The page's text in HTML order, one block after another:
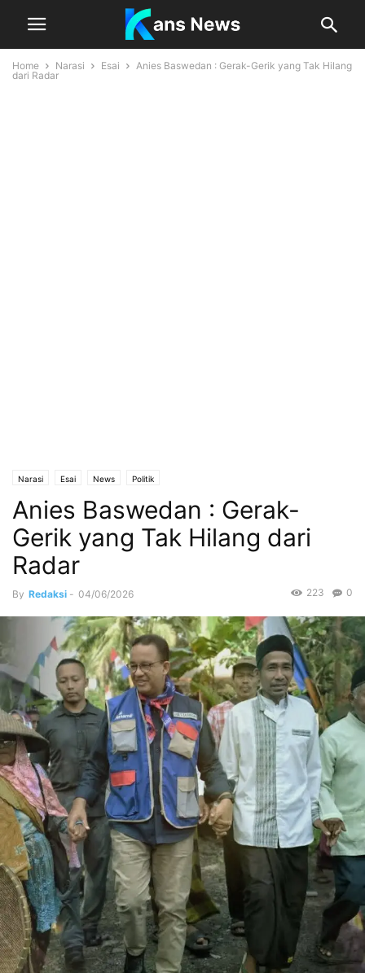
Home Narasi Esai
Anies Baswedan : Gerak-Gerik yang Tak Hilang
dari Radar
Narasi Esai News Politik
Anies Baswedan : Gerak-
Gerik yang Tak Hilang dari
Radar
By Redaksi - 04/06/2026 0
223